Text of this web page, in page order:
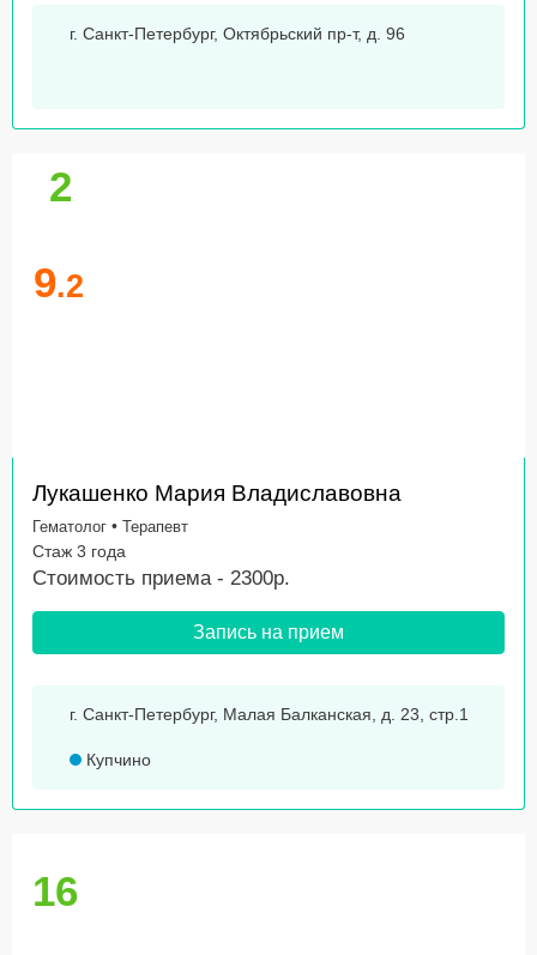
г. Санкт-Петербург, Октябрьский пр-т, д. 96
2
9.2
Лукашенко Мария Владиславовна
Гематолог • Терапевт
Стаж 3 года
Стоимость приема - 2300р.
Запись на прием
г. Санкт-Петербург, Малая Балканская, д. 23, стр.1
Купчино
16